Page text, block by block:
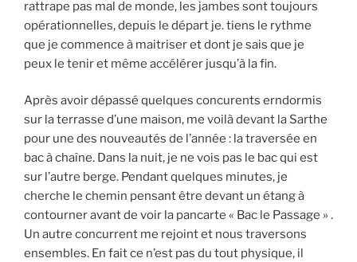
rattrape pas mal de monde, les jambes sont toujours
opérationnelles, depuis le départ je. tiens le rythme
que je commence à maitriser et dont je sais que je
peux le tenir et même accélérer jusqu’à la fin.
Après avoir dépassé quelques concurents erndormis
sur la terrasse d’une maison, me voilà devant la Sarthe
pour une des nouveautés de l’année : la traversée en
bac à chaîne. Dans la nuit, je ne vois pas le bac qui est
sur l’autre berge. Pendant quelques minutes, je
cherche le chemin pensant être devant un étang à
contourner avant de voir la pancarte « Bac le Passage » .
Un autre concurrent me rejoint et nous traversons
ensembles. En fait ce n’est pas du tout physique, il